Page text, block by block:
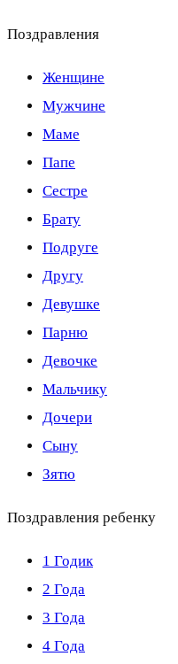
Поздравления
Женщине
Мужчине
Маме
Папе
Сестре
Брату
Подруге
Другу
Девушке
Парню
Девочке
Мальчику
Дочери
Сыну
Зятю
Поздравления ребенку
1 Годик
2 Года
3 Года
4 Года